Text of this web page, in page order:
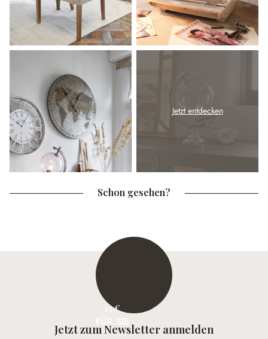
Jetzt entdecken
Schon gesehen?
15 €
Jetzt zum Newsletter anmelden